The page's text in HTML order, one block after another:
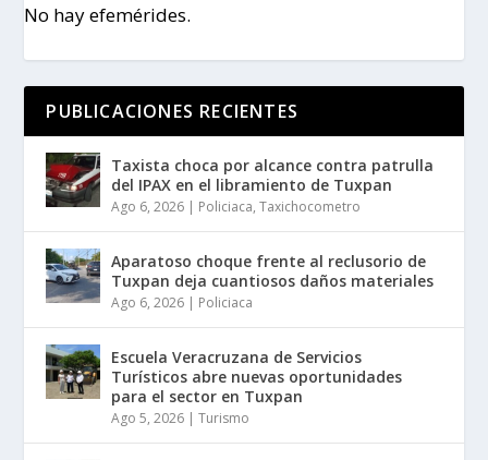
No hay efemérides.
PUBLICACIONES RECIENTES
Taxista choca por alcance contra patrulla
del IPAX en el libramiento de Tuxpan
Ago 6, 2026 | Policiaca,Taxichocometro
Aparatoso choque frente al reclusorio de
Tuxpan deja cuantiosos daños materiales
Ago 6, 2026 | Policiaca
Escuela Veracruzana de Servicios
Turísticos abre nuevas oportunidades
para el sector en Tuxpan
Ago 5, 2026 |Turismo